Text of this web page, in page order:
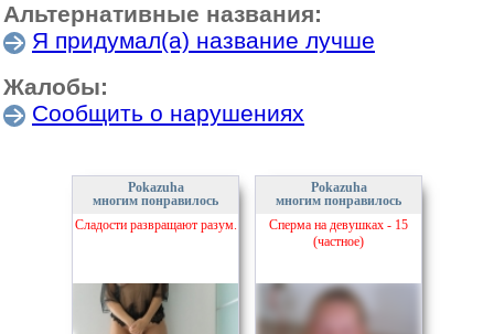
Альтернативные названия:
Я придумал(а) название лучше
Жалобы:
Сообщить о нарушениях
Pokazuha
многим понравилось
Сладости развращают разум.
Pokazuha
многим понравилось
Сперма на девушках - 15
(частное)